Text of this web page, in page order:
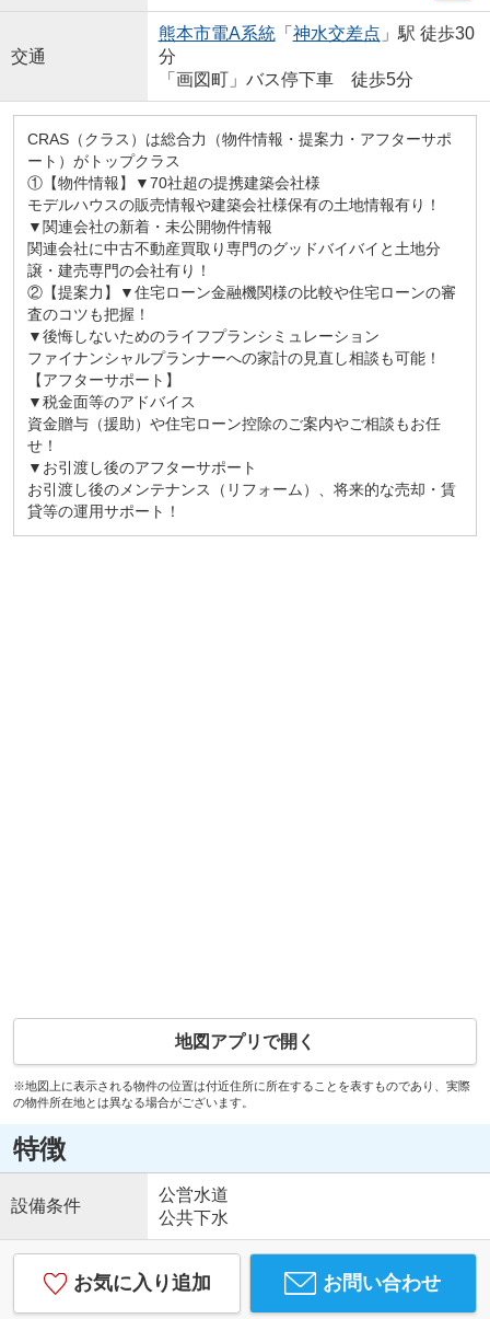
交通
熊本市電A系統「 神水交差点 」駅 徒歩30
分
「画図町」バス停下車 徒歩5分
CRAS（クラス）は総合力（物件情報・提案力・アフターサポ
ート）がトップクラス
①【物件情報】▼70社超の提携建築会社様
モデルハウスの販売情報や建築会社様保有の土地情報有り！
▼関連会社の新着・未公開物件情報
関連会社に中古不動産買取り専門のグッドバイバイと土地分
譲・建売専門の会社有り！
②【提案力】▼住宅ローン金融機関様の比較や住宅ローンの審
査のコツも把握！
▼後悔しないためのライフプランシミュレーション
ファイナンシャルプランナーへの家計の見直し相談も可能！
【アフターサポート】
▼税金面等のアドバイス
資金贈与（援助）や住宅ローン控除のご案内やご相談もお任
せ！
▼お引渡し後のアフターサポート
お引渡し後のメンテナンス（リフォーム）、将来的な売却・賃
貸等の運用サポート！
地図アプリで開く
※地図上に表示される物件の位置は付近住所に所在することを表すものであり、実際
の物件所在地とは異なる場合がございます。
特徴
設備条件
公営水道
公共下水
お気に入り追加 お問い合わせ